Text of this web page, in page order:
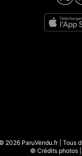
2026 ParuVendu.fr | Tous
© Crédits photos